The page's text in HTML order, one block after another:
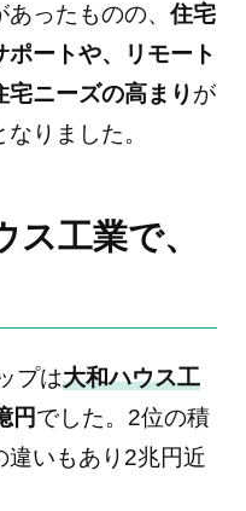
ったものの、 住宅
ポートや、リモート
ニーズの高まり が
りました。
ス工業で、
プは大和ハウス工
円でした。2位の積
違いもあり2兆円近